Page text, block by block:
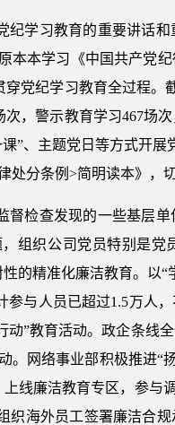
学习教育的重要讲话和
本本学习《中国共产党
党纪学习教育全过程。
，警示教育学习467场
”、主题党日等方式开展
分条例>简明读本》，
检查发现的一些基层
组织公司党员特别是党
的精准化廉洁教育。以
与人员已超过1.5万人
”教育活动。政企条线
网络事业部积极推进“
线廉洁教育专区，参与
织海外员工签署廉洁合